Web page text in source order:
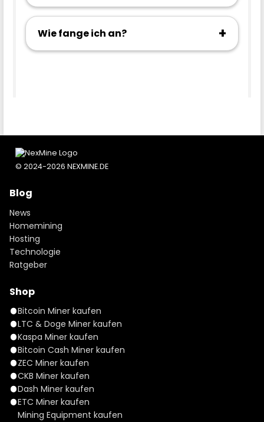
Wie fange ich an? +
© 2024-2026 NEXMINE.DE
Blog
News
Homemining
Hosting
Technologie
Ratgeber
Shop
Bitcoin Miner kaufen
LTC & Doge Miner kaufen
Kaspa Miner kaufen
Bitcoin Cash Miner kaufen
ZEC Miner kaufen
CKB Miner kaufen
Dash Miner kaufen
ETC Miner kaufen
Mining Equipment kaufen